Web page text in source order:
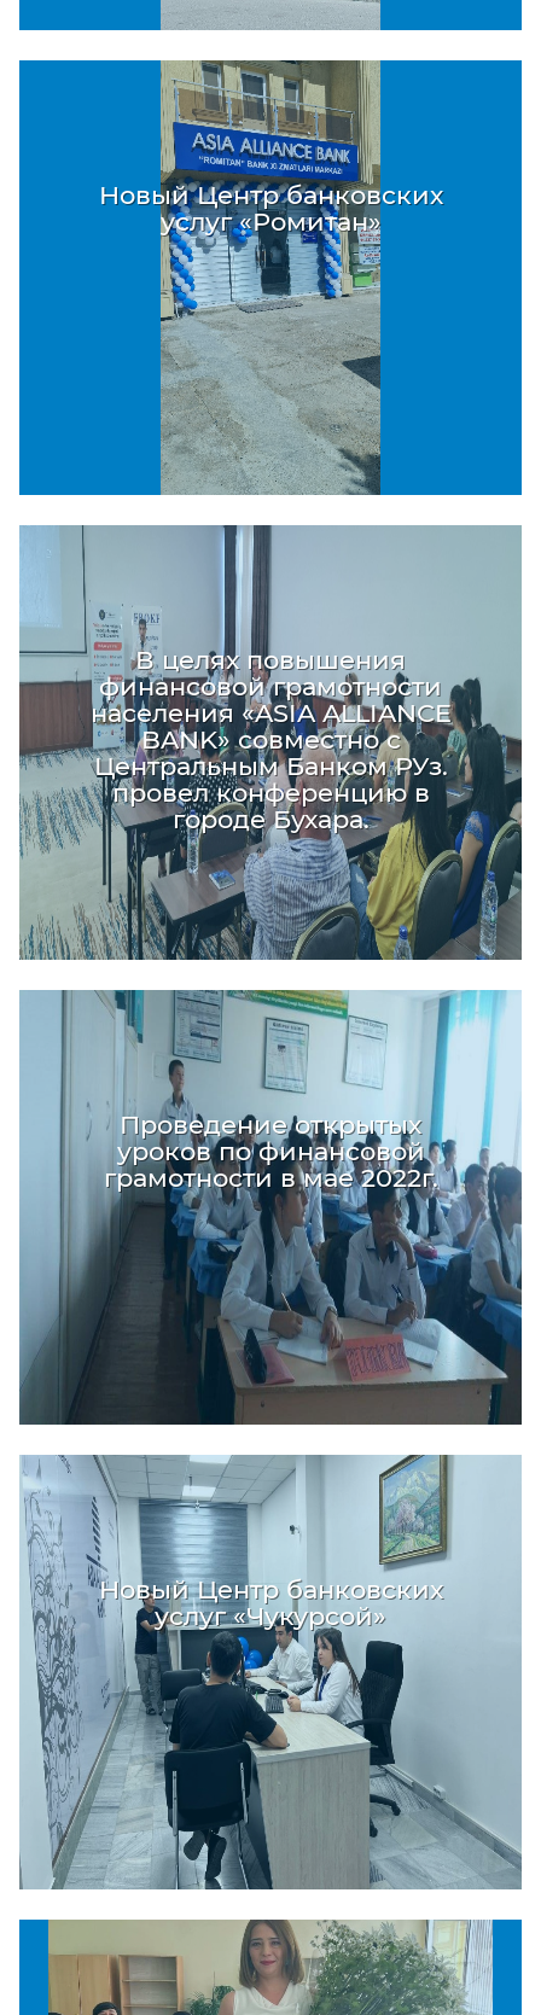
Новый Центр банковских
услуг «Ромитан»
В целях повышения
финансовой грамотности
населения «ASIA ALLIANCE
BANK» совместно с
Центральным Банком РУз.
провел конференцию в
городе Бухара.
Проведение открытых
уроков по финансовой
грамотности в мае 2022г.
Новый Центр банковских
услуг «Чукурсой»